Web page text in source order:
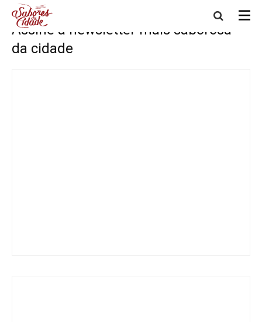
Início Assine a newsletter mais saborosa da cidade
Assine a newsletter mais saborosa
da cidade